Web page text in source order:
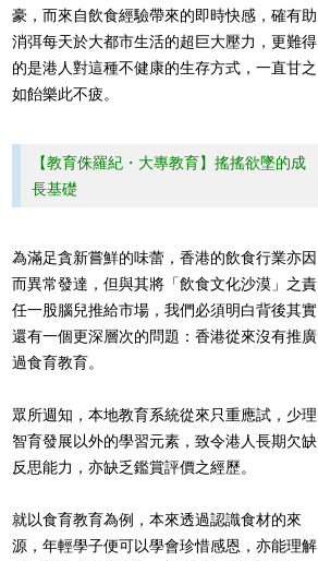
豪，而來自飲食經驗帶來的即時快感，確有助
消弭每天於大都市生活的超巨大壓力，更難得
的是港人對這種不健康的生存方式，一直甘之
如飴樂此不疲。
【教育侏羅紀・大專教育】搖搖欲墜的成
長基礎
為滿足貪新嘗鮮的味蕾，香港的飲食行業亦因
而異常發達，但與其將「飲食文化沙漠」之責
任一股腦兒推給市場，我們必須明白背後其實
還有一個更深層次的問題：香港從來沒有推廣
過食育教育。
眾所週知，本地教育系統從來只重應試，少理
智育發展以外的學習元素，致令港人長期欠缺
反思能力，亦缺乏鑑賞評價之經歷。
就以食育教育為例，本來透過認識食材的來
源，年輕學子便可以學會珍惜感恩，亦能理解